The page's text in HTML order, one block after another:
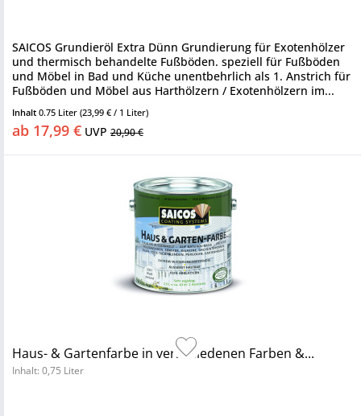
SAICOS Grundieröl Extra Dünn Grundierung für Exotenhölzer
und thermisch behandelte Fußböden. speziell für Fußböden
und Möbel in Bad und Küche unentbehrlich als 1. Anstrich für
Fußböden und Möbel aus Harthölzern / Exotenhölzern im...
Inhalt 0.75 Liter (23,99 € / 1 Liter)
ab 17,99 € UVP 20,90 €
Haus- & Gartenfarbe in verschiedenen Farben &...
Inhalt: 0,75 Liter